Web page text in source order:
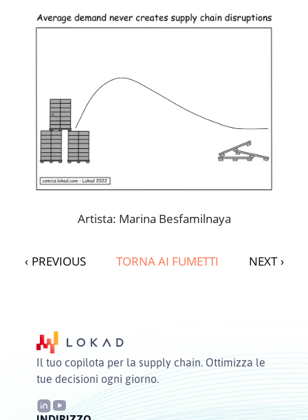
Artista: Marina Besfamilnaya
‹ PREVIOUS TORNA AI FUMETTI NEXT ›
Il tuo copilota per la supply chain. Ottimizza le
tue decisioni ogni giorno.